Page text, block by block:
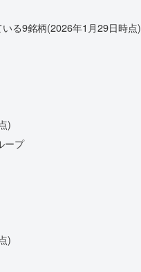
る9銘柄(2026年1月29日時点)
)
ープ
)